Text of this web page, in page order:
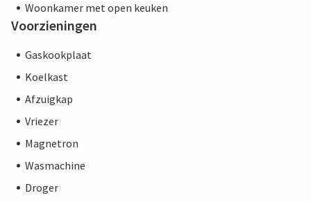
Woonkamer met open keuken
Voorzieningen
Gaskookplaat
Koelkast
Afzuigkap
Vriezer
Magnetron
Wasmachine
Droger